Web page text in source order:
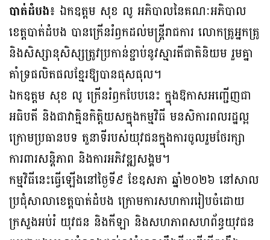
បាត់ដំបង៖ ឯកឧត្តម សុខ លូ អភិបាលនៃគណៈអភិបាល
ខេត្តបាត់ដំបង បានក្រើនរំឭកដល់មន្រ្តីរាជការ លោកគ្រូអ្នកគ្រូ
និងសិស្សានុសិស្សត្រូវប្រកាន់ខ្ជាប់នូវស្មារតីជាតិនិយម រួមគ្នា
គាំទ្រផលិតផលខ្មែរឱ្យបានផុសផុល។
ឯកឧត្តម សុខ លូ ក្រើនរំឭកបែបនេះ ក្នុងឱកាសអញ្ជើញជា
អធិបតី និងជាវាគ្មិនកិត្តិយសក្នុងកម្មវិធី មនសិការពលរដ្ឋល្អ
ក្រោមប្រធានបទ តួនាទីរបស់យុវជនក្នុងការចូលរួមថែរក្សា
ការពារសន្តិភាព និងការអភិវឌ្ឍសង្គម។
កម្មវិធីនេះធ្វើឡើងនៅថ្ងៃទី៩ ខែឧសភា ឆ្នាំ២០២៦ នៅសាល
ប្រជុំសាលាខេត្តបាត់ដំបង ក្រោមការសហការរៀបចំដោយ
ក្រសួងអប់រំ យុវជន និងកីឡា និងសហភាពសហព័ន្ធយុវជន